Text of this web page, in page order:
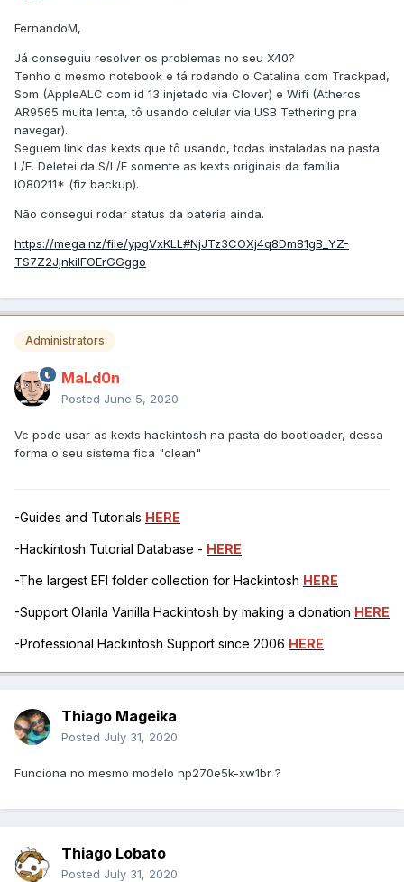
FernandoM,
Já conseguiu resolver os problemas no seu X40?
Tenho o mesmo notebook e tá rodando o Catalina com Trackpad,
Som (AppleALC com id 13 injetado via Clover) e Wifi (Atheros
AR9565 muita lenta, tô usando celular via USB Tethering pra
navegar).
Seguem link das kexts que tô usando, todas instaladas na pasta
L/E. Deletei da S/L/E somente as kexts originais da família
IO80211* (fiz backup).
Não consegui rodar status da bateria ainda.
https://mega.nz/file/ypgVxKLL#NjJTz3COXj4q8Dm81gB_YZ-
TS7Z2JjnkilFOErGGggo
Administrators
MaLd0n
Posted June 5, 2020
Vc pode usar as kexts hackintosh na pasta do bootloader, dessa
forma o seu sistema fica "clean"
-Guides and Tutorials HERE
-Hackintosh Tutorial Database - HERE
-The largest EFI folder collection for Hackintosh HERE
-Support Olarila Vanilla Hackintosh by making a donation HERE
-Professional Hackintosh Support since 2006 HERE
Thiago Mageika
Posted July 31, 2020
Funciona no mesmo modelo np270e5k-xw1br ?
Thiago Lobato
Posted July 31, 2020